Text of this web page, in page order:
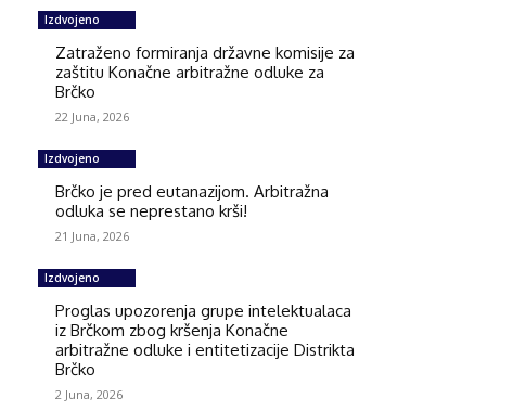
Izdvojeno
Zatraženo formiranja državne komisije za
zaštitu Konačne arbitražne odluke za
Brčko
22 Juna, 2026
Izdvojeno
Brčko je pred eutanazijom. Arbitražna
odluka se neprestano krši!
21 Juna, 2026
Izdvojeno
Proglas upozorenja grupe intelektualaca
iz Brčkom zbog kršenja Konačne
arbitražne odluke i entitetizacije Distrikta
Brčko
2 Juna, 2026